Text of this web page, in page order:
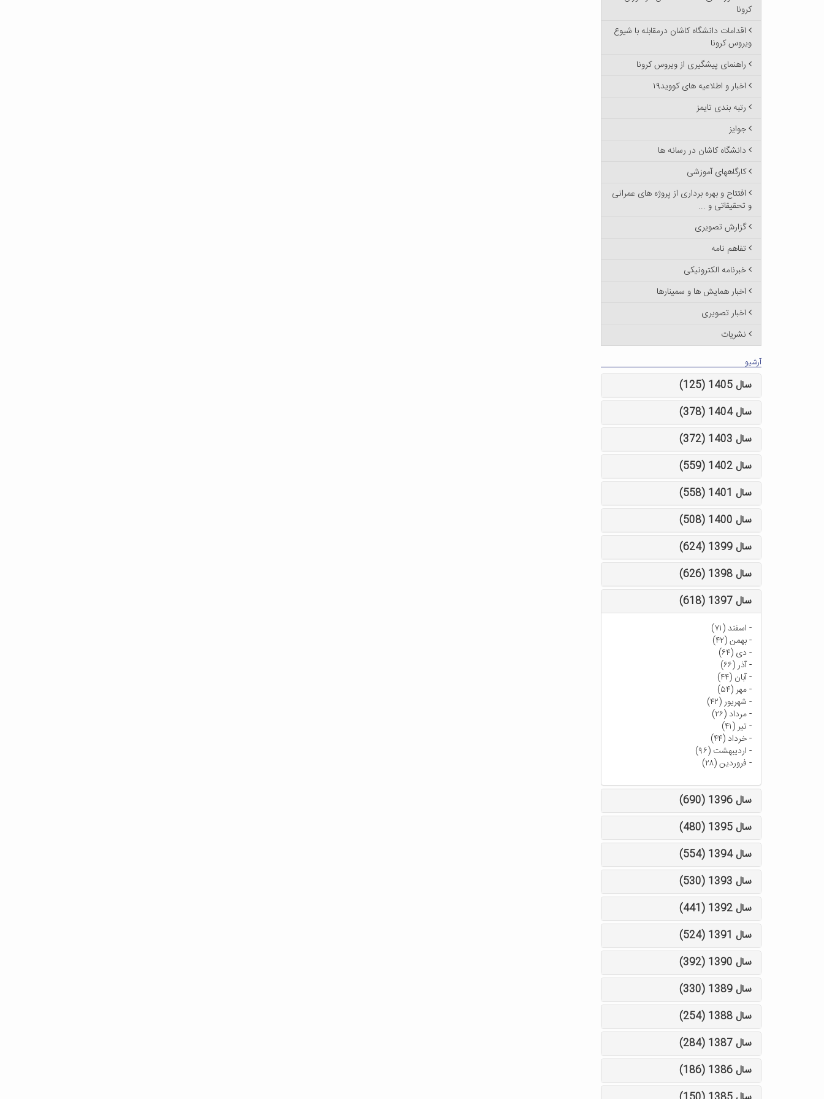
کرونا
اقدامات دانشگاه کاشان درمقابله با شیوع
ویروس کرونا
راهنمای پیشگیری از ویروس کرونا
اخبار و اطلاعیه های کووید۱۹
رتبه بندی تایمز
جوایز
دانشگاه کاشان در رسانه ها
کارگاههای آموزشی
افتتاح و بهره برداری از پروژه های عمرانی
و تحقیقاتی و ...
گزارش تصویری
تفاهم نامه
خبرنامه الکترونیکی
اخبار همایش ها و سمینارها
اخبار تصویری
نشریات
آرشیو
سال 1405 (125)
سال 1404 (378)
سال 1403 (372)
سال 1402 (559)
سال 1401 (558)
سال 1400 (508)
سال 1399 (624)
سال 1398 (626)
سال 1397 (618)
- اسفند (۷۱)
-بهمن (۴۲)
- دی (۶۴)
-آذر (۶۶)
-آبان (۴۴)
-مهر (۵۴)
- شهریور (۴۲)
-مرداد (۲۶)
-تیر (۴۱)
-خرداد (۴۴)
- اردیبهشت (۹۶)
- فروردین (۲۸)
سال 1396 (690)
سال 1395 (480)
سال 1394 (554)
سال 1393 (530)
سال 1392 (441)
سال 1391 (524)
سال 1390 (392)
سال 1389 (330)
سال 1388 (254)
سال 1387 (284)
سال 1386 (186)